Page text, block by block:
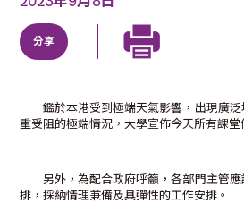
分享
鑑於本港受到極端天氣影響，出現廣泛
重受阻的極端情況，大學宣佈今天所有課堂
另外，為配合政府呼籲，各部門主管應
排，採納情理兼備及具彈性的工作安排。